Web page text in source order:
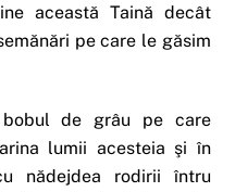
această Taină decât
pe care le găsim
bobul de grâu pe care
lumii acesteia şi în
nădejdea rodirii întru